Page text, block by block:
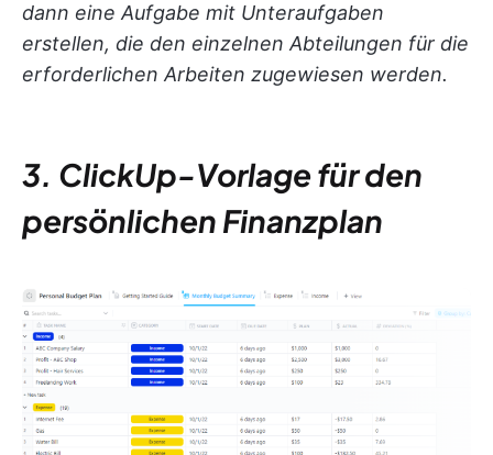
dann eine Aufgabe mit Unteraufgaben
erstellen, die den einzelnen Abteilungen für die
erforderlichen Arbeiten zugewiesen werden.
3. ClickUp-Vorlage für den
persönlichen Finanzplan